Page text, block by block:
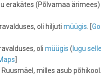
erakätes (Põlvamaa
oli hiljuti müügis. [
oli müügis ( lugu
Ruusmäel, milles asub põhikool.